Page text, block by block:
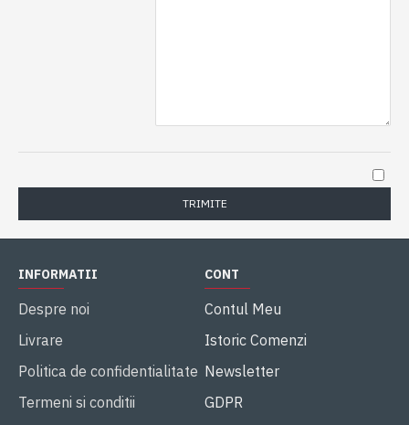
INFORMATII
Despre noi
Livrare
Politica de confidentialitate
Termeni si conditii
CONT
Contul Meu
Istoric Comenzi
Newsletter
GDPR